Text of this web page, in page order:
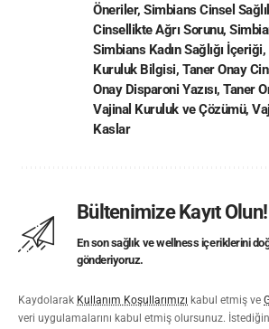
Öneriler,Simbians Cinsel
Cinsellikte Ağrı Sorunu,
Simbians Kadın Sağlığı İçeriği,
Kuruluk Bilgisi,Taner Onay
Onay Disparoni Yazısı,Taner
Vajinal Kuruluk ve Çözümü,
Kaslar
Bültenimize Kayıt Olun!
En son sağlık ve wellness içeriklerini
gönderiyoruz.
Kaydolarak Kullanım Koşullarımızı kabul etmiş ve
veri uygulamalarını kabul etmiş olursunuz.